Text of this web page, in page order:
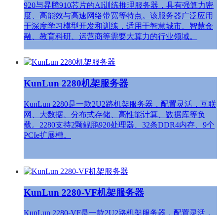
920与昇腾910芯片的AI训练推理服务器，具有强算力密
度、高能效与高速网络带宽等特点。该服务器广泛应用
于深度学习模型开发和训练，适用于智慧城市、智慧金
融、教育科研、运营商等需要大算力的行业领域。
KunLun 2280机架服务器
KunLun 2280是一款2U2路机架服务器，配置灵活，互联
网、大数据、分布式存储、高性能计算、数据库等负
载。2280支持2颗鲲鹏920处理器、32条DDR4内存、9个
PCIe扩展槽。
KunLun 2280-VF机架服务器
KunLun 2280-VF是一款2U2路机架服务器，配置灵活，